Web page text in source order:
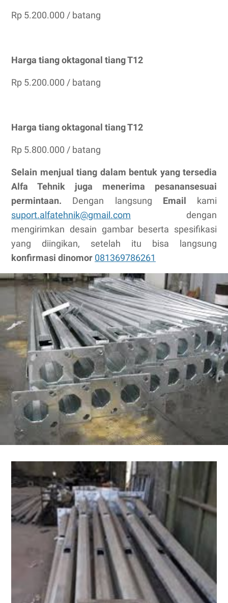
Rp 5.200.000 / batang
Harga tiang oktagonal tiang T12
Rp 5.200.000 / batang
Harga tiang oktagonal tiang T12
Rp 5.800.000 / batang
Selain menjual tiang dalam bentuk yang tersedia
Alfa Tehnik juga menerima pesanansesuai
permintaan. Dengan langsung Email kami
suport.alfatehnik@gmail.com dengan
mengirimkan desain gambar beserta spesifikasi
yang diingikan, setelah itu bisa langsung
konfirmasi dinomor 081369786261